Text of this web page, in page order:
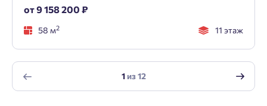
от 9 158 200 ₽
58 м2 11 этаж
1из12